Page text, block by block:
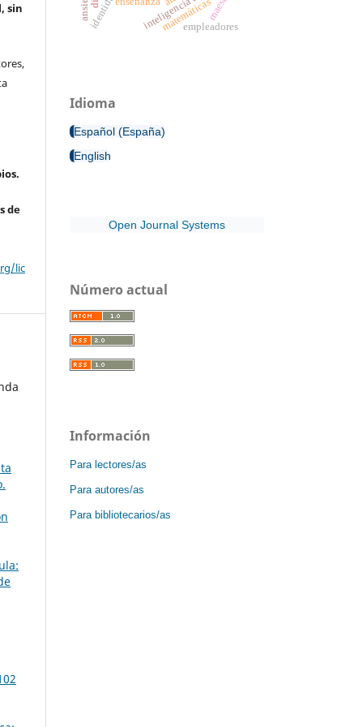
sin
de
lic
empleadores
matemáticas
Idioma
Español (España)
English
Open Journal Systems
Número actual
Información
Para lectores/as
Para autores/as
Para bibliotecarios/as